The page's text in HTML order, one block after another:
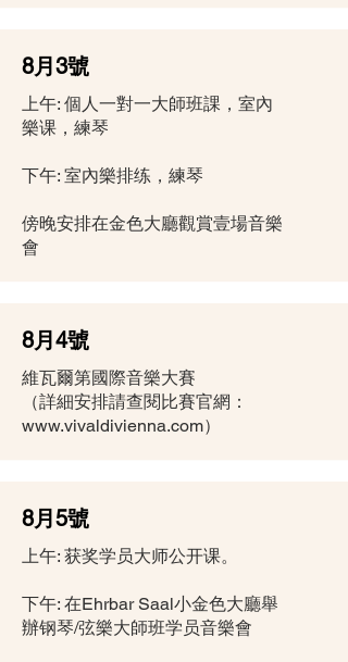
8月3號
上午: 個人一對一大師班課，室內
樂课，練琴
下午: 室內樂排练，練琴
傍晚安排在金色大廳觀賞壹場音樂
會
8月4號
維瓦爾第國際音樂大賽
（詳細安排請查閱比賽官網：
www.vivaldivienna.com）
8月5號
上午: 获奖学员大师公开课。
下午: 在Ehrbar Saal小金色大廳舉
辦钢琴/弦樂大師班学员音樂會